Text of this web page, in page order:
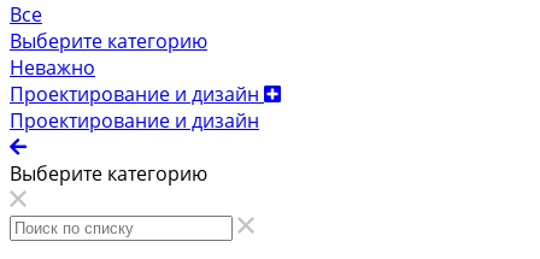
Все
Выберите категорию
Неважно
Проектирование и дизайн
Проектирование и дизайн
Выберите категорию